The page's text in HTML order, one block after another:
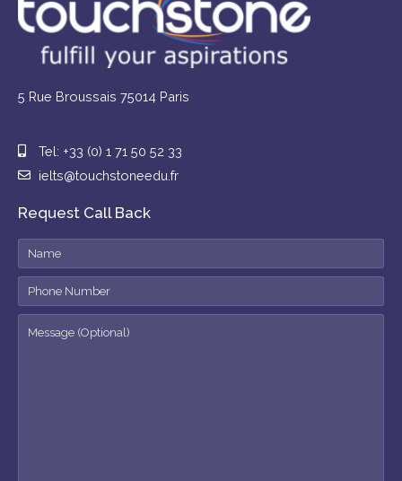
5 Rue Broussais 75014 Paris
Tel: +33 (0) 1 71 50 52 33
ielts@touchstoneedu.fr
Request Call Back